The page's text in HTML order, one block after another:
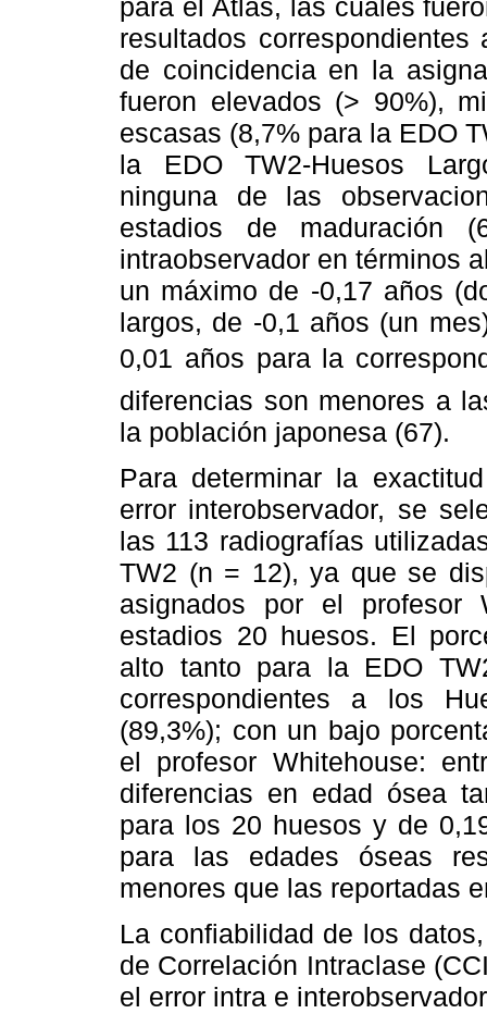
para el Atlas, las cuales
resultados
de coincidencia en la
fueron elevados (> 90%),
escasas (8,7% para la EDO
la EDO TW2-Huesos
ninguna de las
estadios de maduración
intraobservador en términos
un máximo de -0,17 años
largos, de -0,1 años (un
0,01 años para la
diferencias son menores a
la población japonesa (67).
Para determinar la
error interobservador, se
las 113 radiografías
TW2 (n = 12), ya que se
asignados por el profesor
estadios 20 huesos. El
alto tanto para la EDO
correspondientes a los
(89,3%); con un bajo
el profesor Whitehouse:
diferencias en edad ósea
para los 20 huesos y de
para las edades óseas
menores que las reportadas
La confiabilidad de los
de Correlación Intraclase
el error intra e